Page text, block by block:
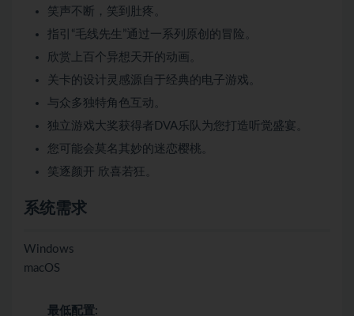
笑声不断，笑到肚疼。
指引“毛线先生”通过一系列原创的冒险。
欣赏上百个异想天开的动画。
关卡的设计灵感源自于经典的电子游戏。
与众多独特角色互动。
独立游戏大奖获得者DVA乐队为您打造听觉盛宴。
您可能会莫名其妙的迷恋樱桃。
笑逐颜开 欣喜若狂。
系统需求
Windows
macOS
最低配置: